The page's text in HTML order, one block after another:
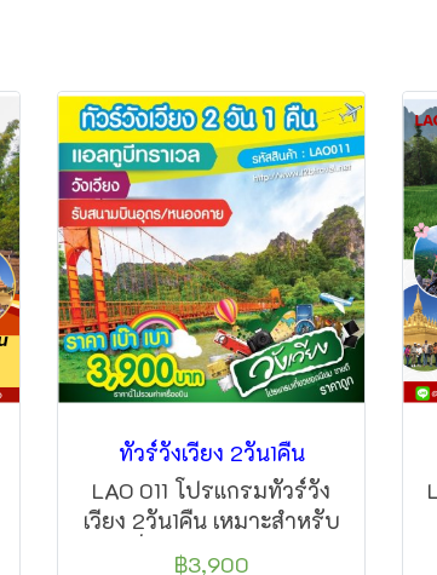
ทัวร์วังเวียง 2วัน1คืน
LAO 011 โปรแกรมทัวร์วัง
เวียง 2วัน1คืน เหมาะสำหรับ
ท่านที่มีเวลาน้อย และอยาก
฿3,900